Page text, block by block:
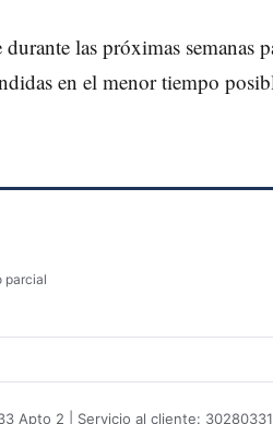
las próximas semanas
en el menor tiempo
parcial
Apto 2 | Servicio al cliente: